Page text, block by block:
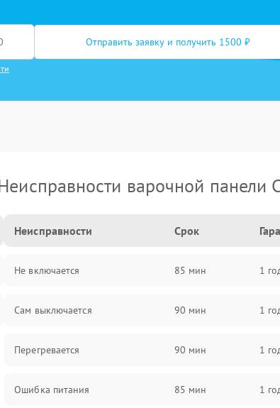
Отправить заявку и получить 1500 ₽
варочной панели
Неисправности Срок
Не включается 85 мин 1
Сам выключается 90 мин 1
Перегревается 90 мин 1
Ошибка питания 85 мин 1